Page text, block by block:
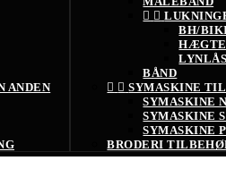
ANDEN
 
BH/
BÅND
  SYMASKINE
SYMASKINE
SYMASKINE
SYMASKINE
BRODERI